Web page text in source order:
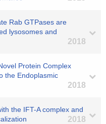
Rab GTPases are
lysosomes and
2018
Protein Complex
the Endoplasmic
2018
the IFT-A complex and
2018